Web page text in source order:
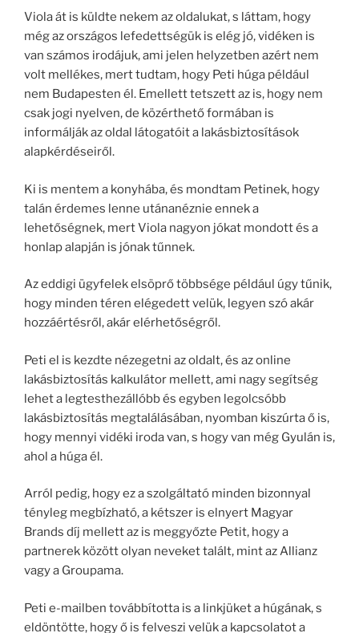
Viola át is küldte nekem az oldalukat, s láttam, hogy
még az országos lefedettségük is elég jó, vidéken is
van számos irodájuk, ami jelen helyzetben azért nem
volt mellékes, mert tudtam, hogy Peti húga például
nem Budapesten él. Emellett tetszett az is, hogy nem
csak jogi nyelven, de közérthető formában is
informálják az oldal látogatóit a lakásbiztosítások
alapkérdéseiről.
Ki is mentem a konyhába, és mondtam Petinek, hogy
talán érdemes lenne utánanéznie ennek a
lehetőségnek, mert Viola nagyon jókat mondott és a
honlap alapján is jónak tűnnek.
Az eddigi ügyfelek elsöprő többsége például úgy tűnik,
hogy minden téren elégedett velük, legyen szó akár
hozzáértésről, akár elérhetőségről.
Peti el is kezdte nézegetni az oldalt, és az online
lakásbiztosítás kalkulátor mellett, ami nagy segítség
lehet a legtesthezállóbb és egyben legolcsóbb
lakásbiztosítás megtalálásában, nyomban kiszúrta ő is,
hogy mennyi vidéki iroda van, s hogy van még Gyulán is,
ahol a húga él.
Arról pedig, hogy ez a szolgáltató minden bizonnyal
tényleg megbízható, a kétszer is elnyert Magyar
Brands díj mellett az is meggyőzte Petit, hogy a
partnerek között olyan neveket talált, mint az Allianz
vagy a Groupama.
Peti e-mailben továbbította is a linkjüket a húgának, s
eldöntötte, hogy ő is felveszi velük a kapcsolatot a